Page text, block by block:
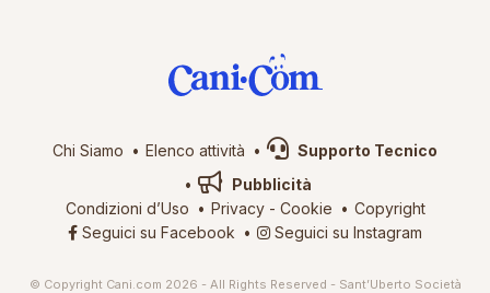
Chi Siamo Elenco attività
Supporto Tecnico
Pubblicità
Condizioni d’Uso
Privacy- Cookie
Copyright
Seguici su Facebook
Seguici su Instagram
© Copyright Cani.com 2026 - All Rights Reserved - Sant’Uberto Società